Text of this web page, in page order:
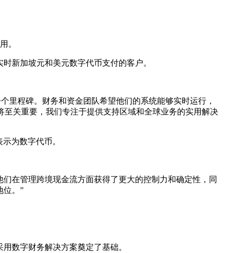
。
新加坡元和美元数字代币支付的客户。
里程碑。财务和资金团队希望他们的系统能够实时运行，
关重要，我们专注于提供支持区域和全球业务的实用解决
为数字代币。
在管理跨境现金流方面获得了更大的控制力和确定性，同
位。”
数字财务解决方案奠定了基础。